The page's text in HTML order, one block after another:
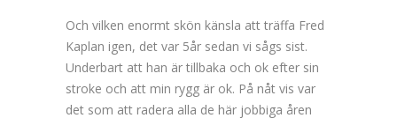
Och vilken enormt skön känsla att träffa Fred
Kaplan igen, det var 5år sedan vi sågs sist.
Underbart att han är tillbaka och ok efter sin
stroke och att min rygg är ok. På nåt vis var
det som att radera alla de här jobbiga åren